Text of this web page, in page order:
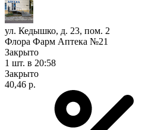
ул. Кедышко, д. 23, пом. 2
Флора Фарм Аптека №21
Закрыто
1 шт. в 20:58
Закрыто
40,46 р.